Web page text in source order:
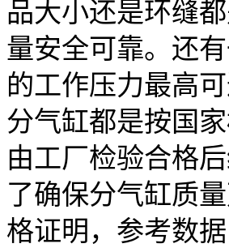
品大小还是环缝
量安全可靠。还
的工作压力最高
分气缸都是按国
由工厂检验合格
了确保分气缸质
格证明，参考数